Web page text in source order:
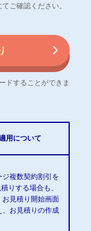
ご確認ください。
ドすることができま
用について
複数契約割引を
りする場合も、
お見積り開始画面
、お見積りの作成